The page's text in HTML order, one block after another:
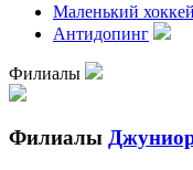
Маленький хоккей
Антидопинг
Филиалы
Филиалы